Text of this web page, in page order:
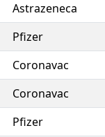
Astrazeneca
Pfizer
Coronavac
Coronavac
Pfizer